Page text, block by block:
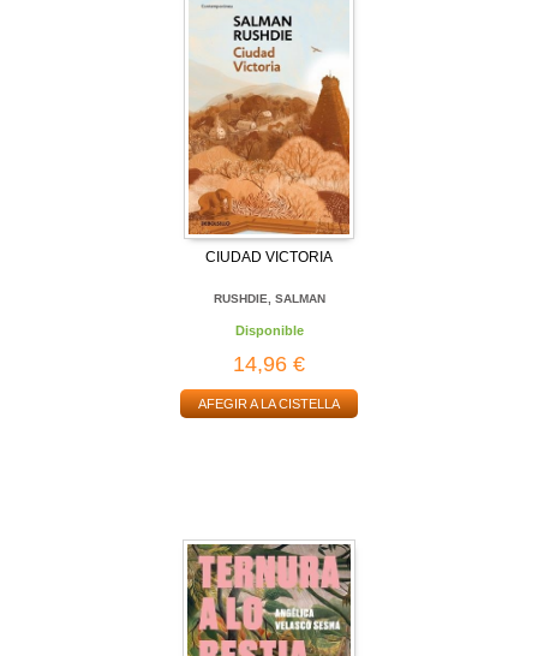
CIUDAD VICTORIA
RUSHDIE, SALMAN
Disponible
14,96 €
AFEGIR A LA CISTELLA